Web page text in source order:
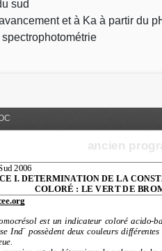
sud
et à Ka à partir du